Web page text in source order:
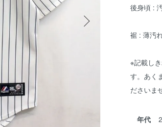
後身頃 :
裾 : 薄汚
※記載し
す。あく
ださいま
年代